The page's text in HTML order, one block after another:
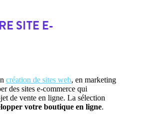
SITE E-
création de sites web, en marketing
des sites e-commerce qui
de vente en ligne. La sélection
votre boutique en ligne.